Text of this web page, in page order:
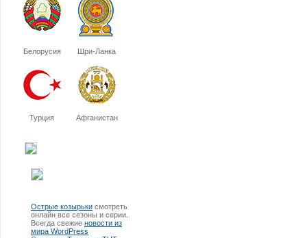
Белорусия Шри-Ланка
Турция Афганистан
Острые козырьки смотреть
онлайн все сезоны и серии.
Всегда свежие новости из
мира WordPress